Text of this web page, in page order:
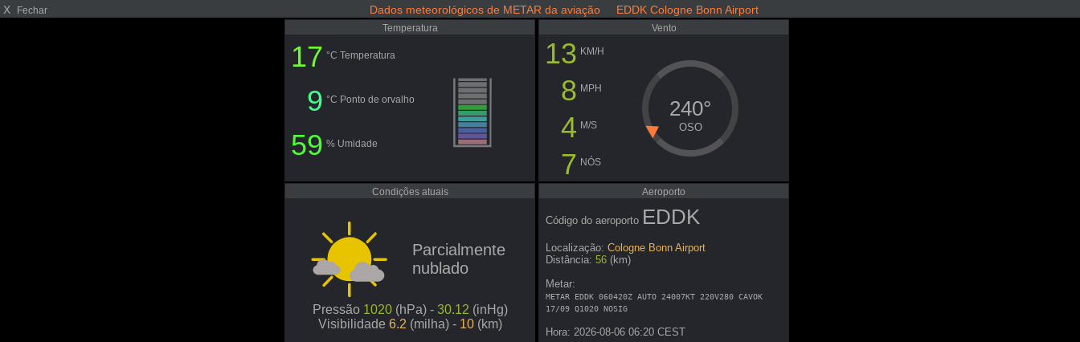
X Fechar Dados meteorológicos de METAR da aviação EDDK Cologne Bonn Airport
Temperatura
17 °C Temperatura
9 °C Ponto de orvalho
59 % Umidade
Vento
13 KM/H
8 MPH
4 M/S
7 NÓS
240°
OSO
Condições atuais
Parcialmente
nublado
Pressão 1020 (hPa) - 30.12 (inHg)
Visibilidade 6.2 (milha) - 10 (km)
Aeroporto
Código do aeroporto EDDK
Localização: Cologne Bonn Airport
Distância: 56 (km)
Metar:
METAR EDDK 060420Z AUTO 24007KT 220V280 CAVOK
17/09 Q1020 NOSIG
Hora: 2026-08-06 06:20 CEST